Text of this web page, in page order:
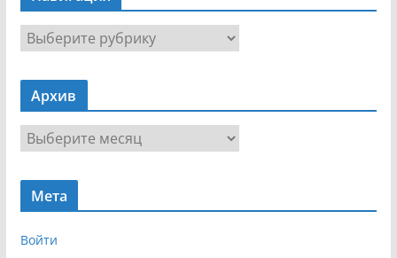
Н
а
в
г
я
Архив
р
х
Мета
Войти